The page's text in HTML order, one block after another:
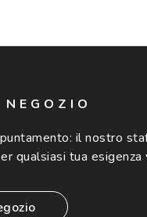
il nostro
qualsiasi tua esigenza